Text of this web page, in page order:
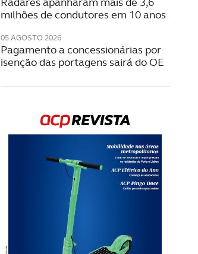
milhões de condutores em 10 anos
05 AGOSTO 2026
Pagamento a concessionárias por
isenção das portagens sairá do OE